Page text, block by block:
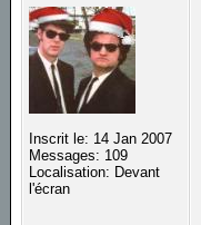
Inscrit le: 14 Jan 2007
Messages: 109
Localisation: Devant
l'écran